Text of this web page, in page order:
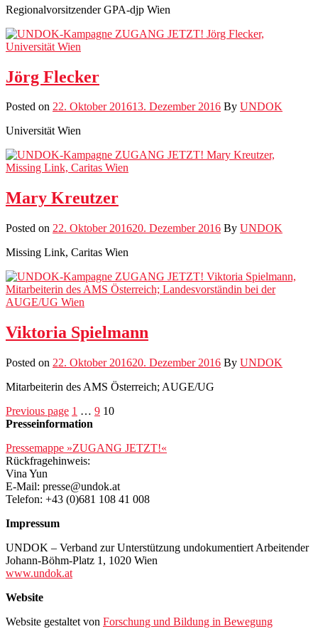
Region­alvor­sitzen­der GPA-djp Wien
Jörg Flecker
Posted on 22. Oktober 201613. Dezember 2016 By UNDOK
Uni­ver­sität Wien
Mary Kreutzer
Posted on 22. Oktober 201620. Dezember 2016 By UNDOK
Miss­ing Link, Car­i­tas Wien
Viktoria Spielmann
Posted on 22. Oktober 201620. Dezember 2016 By UNDOK
Mitar­bei­t­erin des AMS Öster­re­ich; AUGE/UG
Beitragsnavigation
Previous page Page
1 … Page
9 Page
10
Presseinformation
Pressemappe »ZUGANG JETZT!«
Rückfragehinweis:
Vina Yun
E-Mail: presse@undok.at
Telefon: +43 (0)681 108 41 008
Impressum
UNDOK – Verband zur Unterstützung undokumentiert Arbeitender
Johann-Böhm-Platz 1, 1020 Wien
www.undok.at
Website
Website gestaltet von Forschung und Bildung in Bewegung